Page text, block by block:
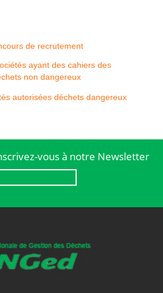
de recrutement
ayant des cahiers des
non dangereux
autorisées déchets dangereux
vous à notre Newsletter